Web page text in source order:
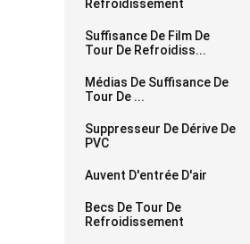
Refroidissement
Suffisance De Film De
Tour De Refroidiss...
Médias De Suffisance De
Tour De ...
Suppresseur De Dérive De
PVC
Auvent D'entrée D'air
Becs De Tour De
Refroidissement